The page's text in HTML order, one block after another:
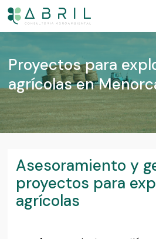
Skip
content
Proyectos para
agrícolas en
Asesoramiento y
proyectos para
agrícolas